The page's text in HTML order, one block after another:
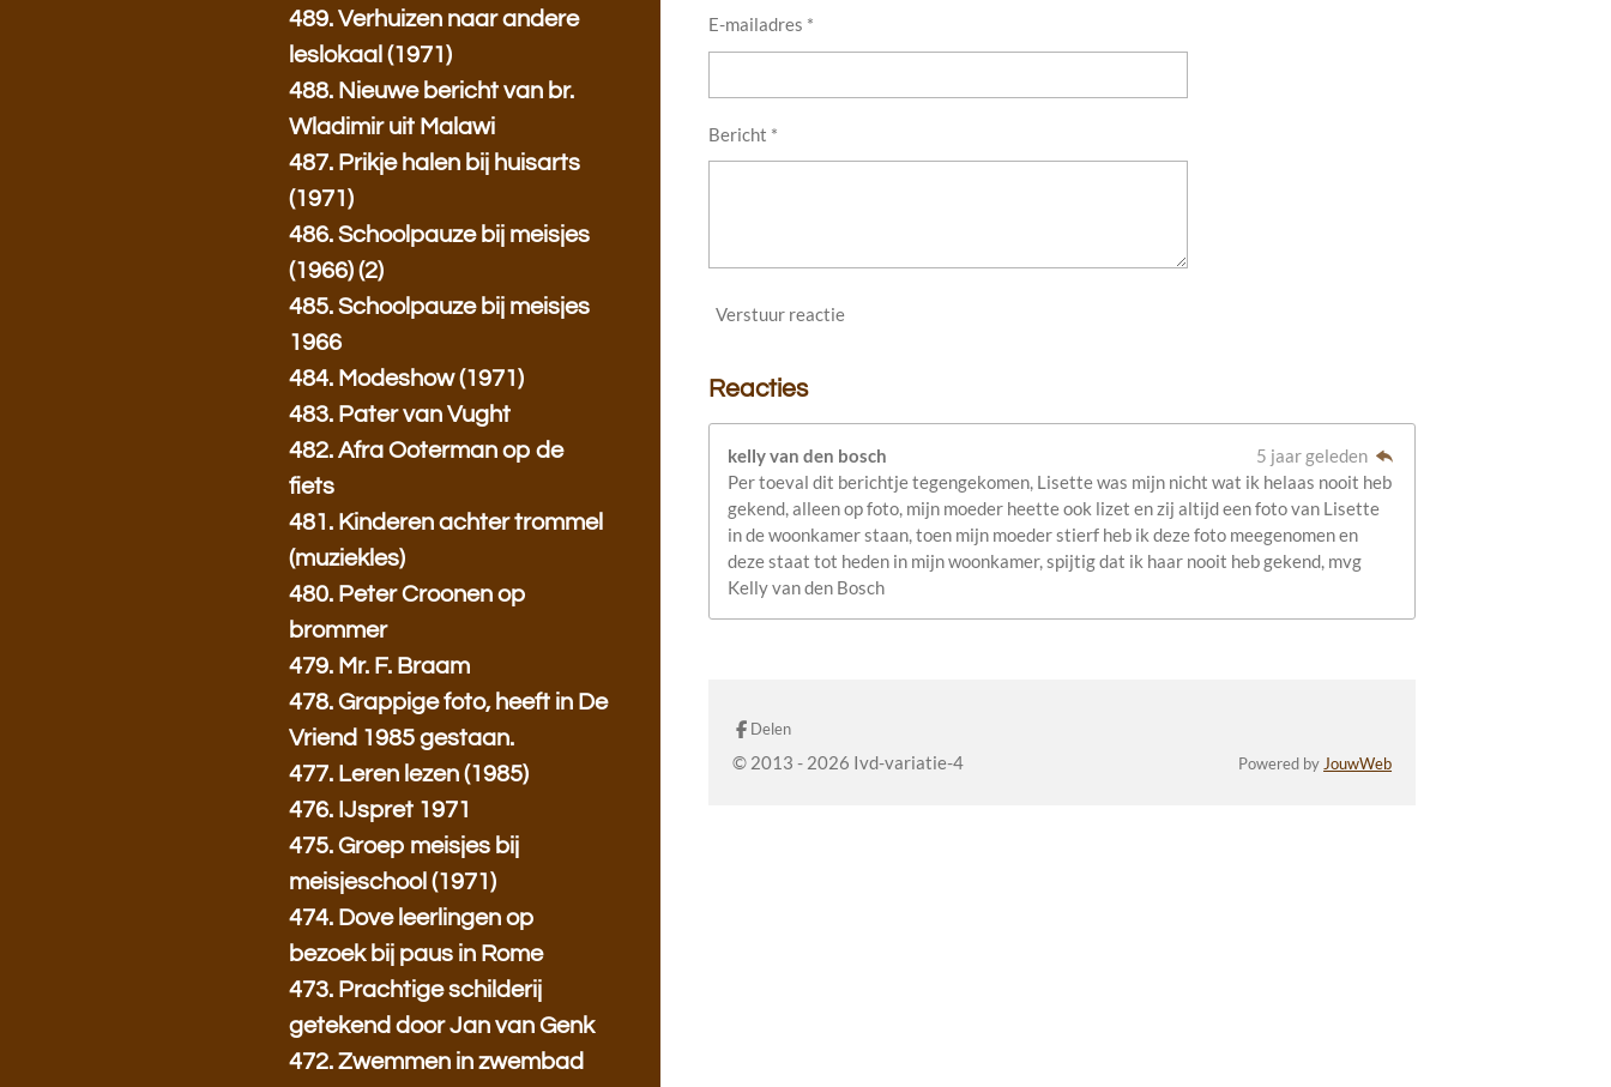
E-mailadres *
Bericht *
Verstuur reactie
Reacties
kelly van den bosch
5 jaar geleden
Per toeval dit berichtje tegengekomen, Lisette was mijn nicht wat ik helaas nooit heb
gekend, alleen op foto, mijn moeder heette ook lizet en zij altijd een foto van Lisette
in de woonkamer staan, toen mijn moeder stierf heb ik deze foto meegenomen en
deze staat tot heden in mijn woonkamer, spijtig dat ik haar nooit heb gekend, mvg
Kelly van den Bosch
Delen
© 2013 - 2026 Ivd-variatie-4 Powered byJouwWeb
489. Verhuizen naar andere
leslokaal (1971)
488. Nieuwe bericht van br.
Wladimir uit Malawi
487. Prikje halen bij huisarts
(1971)
486. Schoolpauze bij meisjes
(1966) (2)
485. Schoolpauze bij meisjes
1966
484. Modeshow (1971)
483. Pater van Vught
482. Afra Ooterman op de
fiets
481. Kinderen achter trommel
(muziekles)
480. Peter Croonen op
brommer
479. Mr. F. Braam
478. Grappige foto, heeft in De
Vriend 1985 gestaan.
477. Leren lezen (1985)
476. IJspret 1971
475. Groep meisjes bij
meisjeschool (1971)
474. Dove leerlingen op
bezoek bij paus in Rome
473. Prachtige schilderij
getekend door Jan van Genk
472. Zwemmen in zwembad